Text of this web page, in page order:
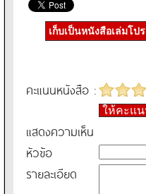
เก็บเป็นหนังสือเล่มโป
คะแนนหนังสือ :
ให้คะแ
แสดงความเห็น
หัวข้อ
รายละเอียด